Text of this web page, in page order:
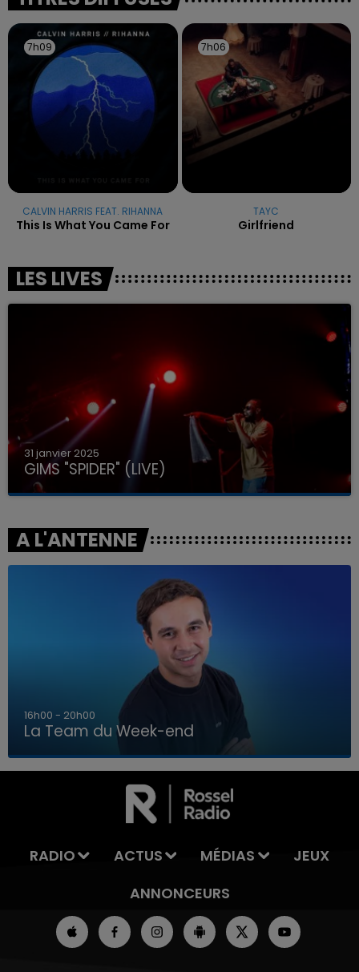
LA TEAM DU WEEK-END
7h09
7h09
CALVIN HARRIS FEAT. RIHANNA
This Is What You Came For
7h06
7h06
TAYC
Girlfriend
LES LIVES
31 janvier 2025
GIMS "SPIDER" (LIVE)
A L'ANTENNE
7h00 - 12h00
La Team du Week-end
RADIO ACTUS MÉDIAS
JEUX
ANNONCEURS